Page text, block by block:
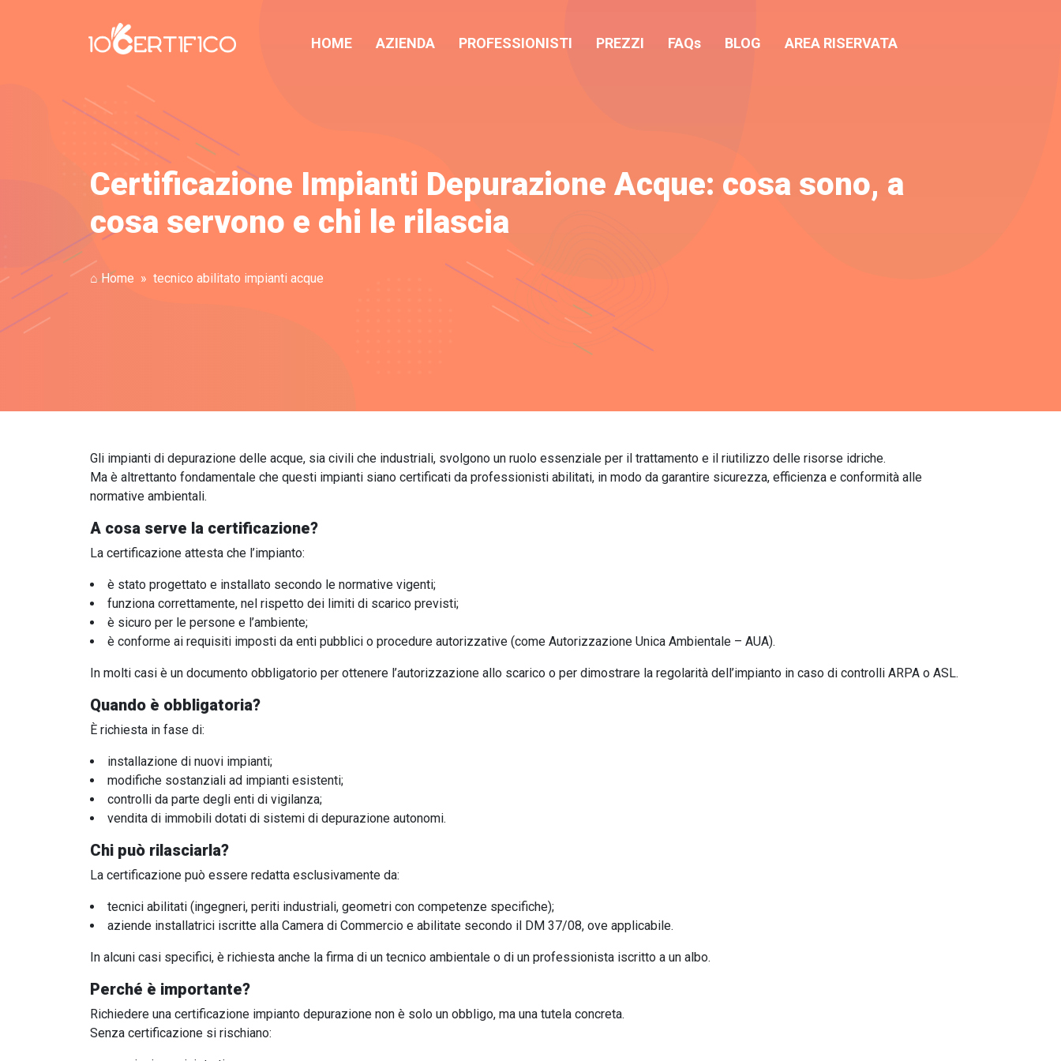
HOME AZIENDA PROFESSIONISTI PREZZI FAQs BLOG AREA RISERVATA
Certificazione Impianti Depurazione Acque: cosa sono, a
cosa servono e chi le rilascia
⌂ Home tecnico abilitato impianti acque
Gli impianti di depurazione delle acque, sia civili che industriali, svolgono un ruolo essenziale per il trattamento e il riutilizzo delle risorse idriche.
Ma è altrettanto fondamentale che questi impianti siano certificati da professionisti abilitati, in modo da garantire sicurezza, efficienza e conformità alle
normative ambientali.
A cosa serve la certificazione?
La certificazione attesta che l’impianto:
è stato progettato e installato secondo le normative vigenti;
funziona correttamente, nel rispetto dei limiti di scarico previsti;
è sicuro per le persone e l’ambiente;
è conforme ai requisiti imposti da enti pubblici o procedure autorizzative (come Autorizzazione Unica Ambientale – AUA).
In molti casi è un documento obbligatorio per ottenere l’autorizzazione allo scarico o per dimostrare la regolarità dell’impianto in caso di controlli ARPA o ASL.
Quando è obbligatoria?
È richiesta in fase di:
installazione di nuovi impianti;
modifiche sostanziali ad impianti esistenti;
controlli da parte degli enti di vigilanza;
vendita di immobili dotati di sistemi di depurazione autonomi.
Chi può rilasciarla?
La certificazione può essere redatta esclusivamente da:
tecnici abilitati (ingegneri, periti industriali, geometri con competenze specifiche);
aziende installatrici iscritte alla Camera di Commercio e abilitate secondo il DM 37/08, ove applicabile.
In alcuni casi specifici, è richiesta anche la firma di un tecnico ambientale o di un professionista iscritto a un albo.
Perché è importante?
Richiedere una certificazione impianto depurazione non è solo un obbligo, ma una tutela concreta.
Senza certificazione si rischiano: